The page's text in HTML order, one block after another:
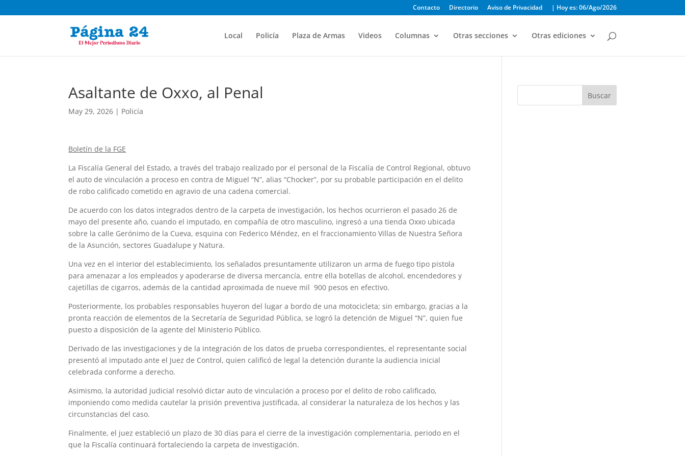
Contacto Directorio Aviso de Privacidad | Hoy es: 06/Ago/2026
Local Policía Plaza de Armas Videos Columnas Otras secciones Otras ediciones
Asaltante de Oxxo, al Penal
May 29, 2026 | Policía
Boletín de la FGE
La Fiscalía General del Estado, a través del trabajo realizado por el personal de la Fiscalía de Control Regional, obtuvo
el auto de vinculación a proceso en contra de Miguel “N”, alias “Chocker”, por su probable participación en el delito
de robo calificado cometido en agravio de una cadena comercial.
De acuerdo con los datos integrados dentro de la carpeta de investigación, los hechos ocurrieron el pasado 26 de
mayo del presente año, cuando el imputado, en compañía de otro masculino, ingresó a una tienda Oxxo ubicada
sobre la calle Gerónimo de la Cueva, esquina con Federico Méndez, en el fraccionamiento Villas de Nuestra Señora
de la Asunción, sectores Guadalupe y Natura.
Una vez en el interior del establecimiento, los señalados presuntamente utilizaron un arma de fuego tipo pistola
para amenazar a los empleados y apoderarse de diversa mercancía, entre ella botellas de alcohol, encendedores y
cajetillas de cigarros, además de la cantidad aproximada de nueve mil 900 pesos en efectivo.
Posteriormente, los probables responsables huyeron del lugar a bordo de una motocicleta; sin embargo, gracias a la
pronta reacción de elementos de la Secretaría de Seguridad Pública, se logró la detención de Miguel “N”, quien fue
puesto a disposición de la agente del Ministerio Público.
Derivado de las investigaciones y de la integración de los datos de prueba correspondientes, el representante social
presentó al imputado ante el Juez de Control, quien calificó de legal la detención durante la audiencia inicial
celebrada conforme a derecho.
Asimismo, la autoridad judicial resolvió dictar auto de vinculación a proceso por el delito de robo calificado,
imponiendo como medida cautelar la prisión preventiva justificada, al considerar la naturaleza de los hechos y las
circunstancias del caso.
Finalmente, el juez estableció un plazo de 30 días para el cierre de la investigación complementaria, periodo en el
que la Fiscalía continuará fortaleciendo la carpeta de investigación.
Buscar